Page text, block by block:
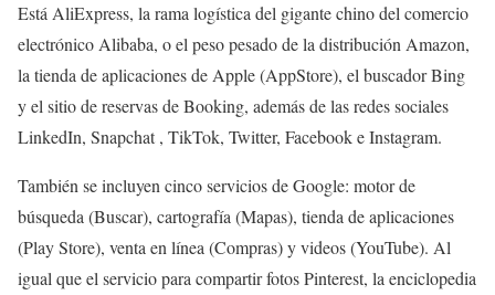
Está AliExpress, la rama logística del gigante chino del comercio
electrónico Alibaba, o el peso pesado de la distribución Amazon,
la tienda de aplicaciones de Apple (AppStore), el buscador Bing
y el sitio de reservas de Booking, además de las redes sociales
LinkedIn, Snapchat , TikTok, Twitter, Facebook e Instagram.
También se incluyen cinco servicios de Google: motor de
búsqueda (Buscar), cartografía (Mapas), tienda de aplicaciones
(Play Store), venta en línea (Compras) y videos (YouTube). Al
igual que el servicio para compartir fotos Pinterest, la enciclopedia